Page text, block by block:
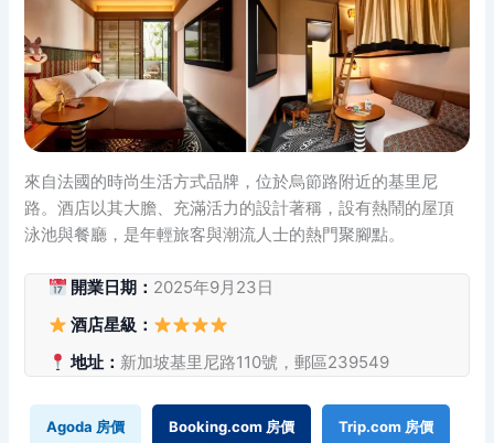
來自法國的時尚生活方式品牌，位於烏節路附近的基里尼
路。酒店以其大膽、充滿活力的設計著稱，設有熱鬧的屋頂
泳池與餐廳，是年輕旅客與潮流人士的熱門聚腳點。
開業日期： 2025年9月23日
酒店星級：
地址： 新加坡基里尼路110號，郵區239549
Agoda 房價 Booking.com 房價 Trip.com 房價